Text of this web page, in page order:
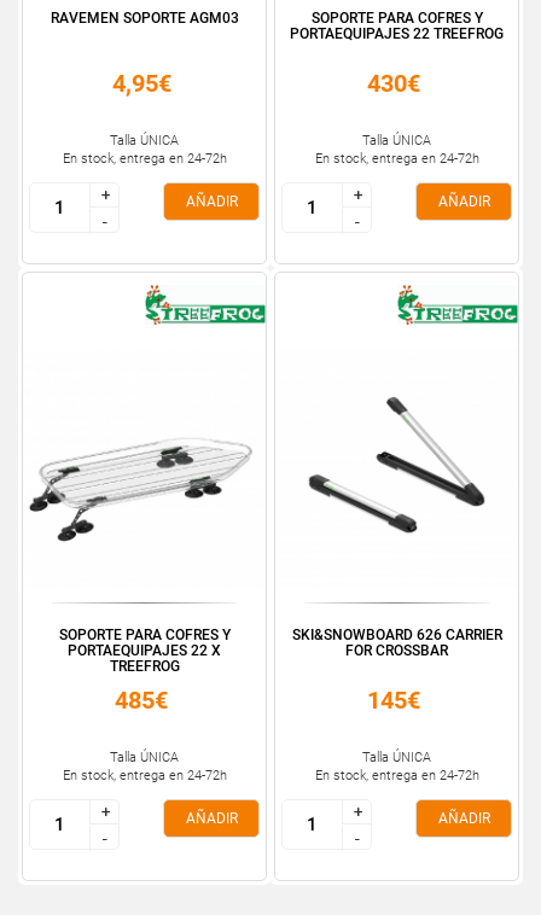
RAVEMEN SOPORTE AGM03
4,95€
Talla ÚNICA
En stock, entrega en 24-72h
+
-
+
-
AÑADIR
SOPORTE PARA COFRES Y
PORTAEQUIPAJES 22 TREEFROG
430€
Talla ÚNICA
En stock, entrega en 24-72h
+
-
+
-
AÑADIR
SOPORTE PARA COFRES Y
PORTAEQUIPAJES 22 X
TREEFROG
485€
Talla ÚNICA
En stock, entrega en 24-72h
+
-
+
-
AÑADIR
SKI&SNOWBOARD 626 CARRIER
FOR CROSSBAR
145€
Talla ÚNICA
En stock, entrega en 24-72h
+
-
+
-
AÑADIR